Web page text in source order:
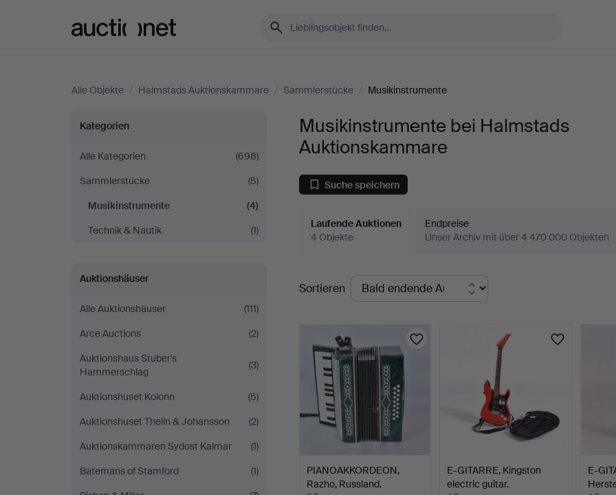
Alle Objekte / Halmstads Auktionskammare / Sammlerstücke / Musikinstrumente
Musikinstrumente
bei
Halmstads
Auktionskammare
Kategorien
Alle Kategorien
(698)
Sammlerstücke
(5)
Musikinstrumente
(4)
Technik & Nautik
(1)
Auktionshäuser
Alle Auktionshäuser
(111)
Arce Auctions
(2)
Auktionshaus Stuber's
Hammerschlag
(3)
Auktionshuset Kolonn
(5)
Auktionshuset Thelin & Johansson
(2)
Auktionskammaren Sydost Kalmar
(1)
Batemans of Stamford
(1)
Musikinstrumente bei Halmstads
Auktionskammare
Suche speichern
Laufende Auktionen
4 Objekte
Endpreise
Unser Archiv mit über 4 470 000 Objekten
Laufende
Auktionen
Sortieren
PIANOAKKORDEON,
Razho, Russland.
E-GITARRE, Kingston
electric guitar.
E-